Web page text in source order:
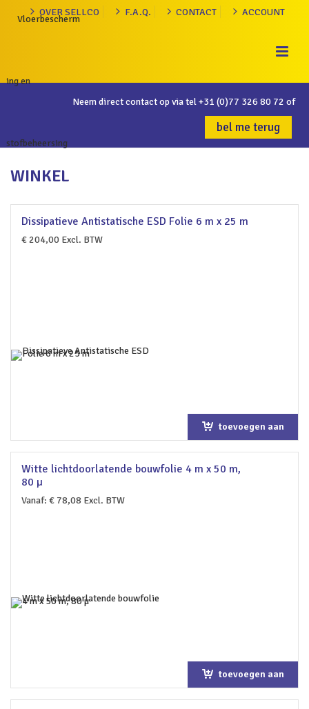
OVER SELLCO F.A.Q. CONTACT ACCOUNT
Neem direct contact op via tel+31 (0)77 326 80 72 of
bel me terug
WINKEL
Dissipatieve Antistatische ESD Folie 6 m x 25 m
€204,00 Excl. BTW
toevoegen aan
winkelwagen
Witte lichtdoorlatende bouwfolie 4 m x 50 m,
80 µ
Vanaf: € 78,08 Excl. BTW
toevoegen aan
winkelwagen